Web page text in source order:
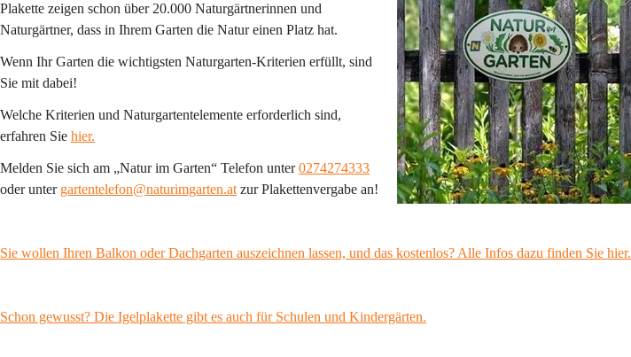
Plakette zeigen schon über 20.000 Naturgärtnerinnen und
Naturgärtner, dass in Ihrem Garten die Natur einen Platz hat.
Wenn Ihr Garten die wichtigsten Naturgarten-Kriterien erfüllt, sind
Sie mit dabei!
Welche Kriterien und Naturgartentelemente erforderlich sind,
erfahren Sie hier.
Melden Sie sich am „Natur im Garten“ Telefon unter 0274274333
oder unter gartentelefon@naturimgarten.at zur Plakettenvergabe an!
Sie wollen Ihren Balkon oder Dachgarten auszeichnen lassen, und das kostenlos? Alle Infos dazu finden Sie hier.
Schon gewusst? Die Igelplakette gibt es auch für Schulen und Kindergärten.